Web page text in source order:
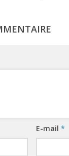
E-mail *